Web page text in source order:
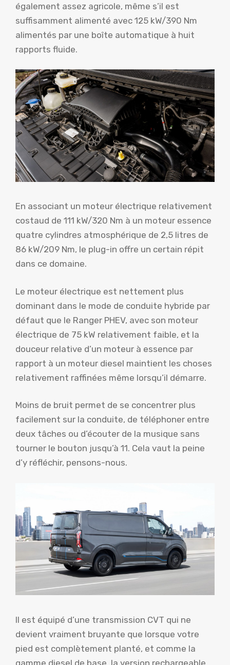
également assez agricole, même s’il est
suffisamment alimenté avec 125 kW/390 Nm
alimentés par une boîte automatique à huit
rapports fluide.
En associant un moteur électrique relativement
costaud de 111 kW/320 Nm à un moteur essence
quatre cylindres atmosphérique de 2,5 litres de
86 kW/209 Nm, le plug-in offre un certain répit
dans ce domaine.
Le moteur électrique est nettement plus
dominant dans le mode de conduite hybride par
défaut que le Ranger PHEV, avec son moteur
électrique de 75 kW relativement faible, et la
douceur relative d’un moteur à essence par
rapport à un moteur diesel maintient les choses
relativement raffinées même lorsqu’il démarre.
Moins de bruit permet de se concentrer plus
facilement sur la conduite, de téléphoner entre
deux tâches ou d’écouter de la musique sans
tourner le bouton jusqu’à 11. Cela vaut la peine
d’y réfléchir, pensons-nous.
Il est équipé d’une transmission CVT qui ne
devient vraiment bruyante que lorsque votre
pied est complètement planté, et comme la
gamme diesel de base, la version rechargeable